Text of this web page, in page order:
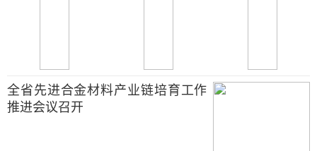
全省先进合金材料产业链培育工作
推进会议召开